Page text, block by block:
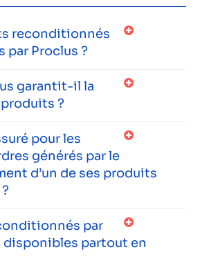
reconditionnés
Proclus ?
garantit-il la
?
pour les
générés par le
d’un de ses produits
par
partout en